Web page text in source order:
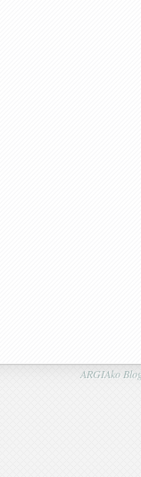
ARGIAko